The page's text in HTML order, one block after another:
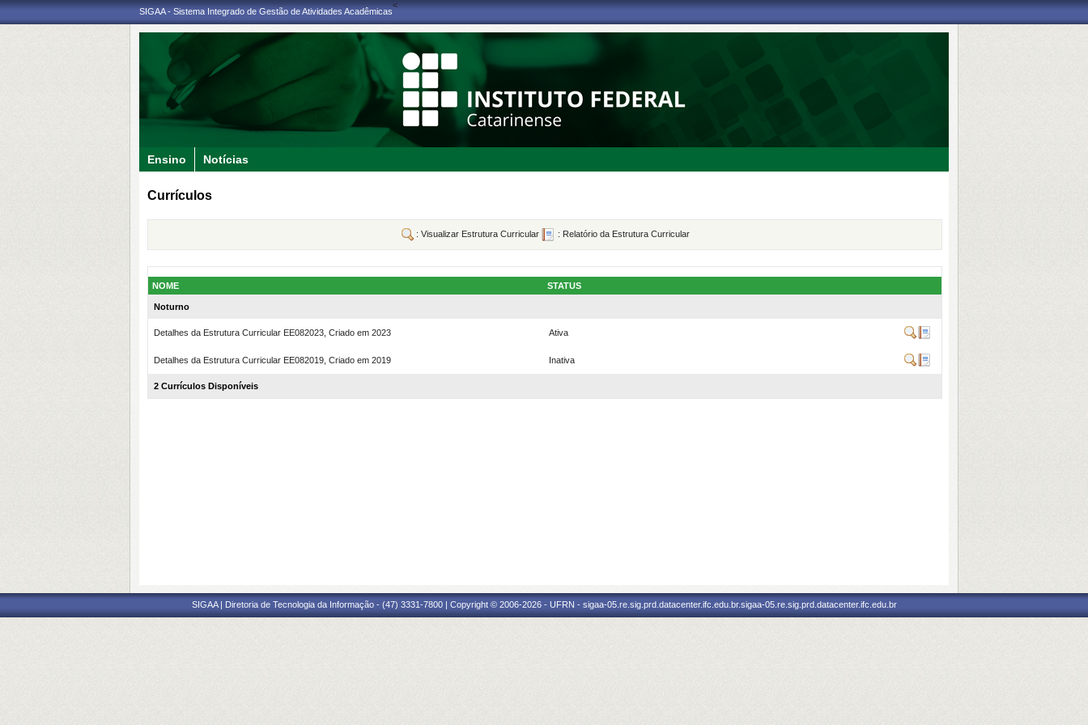
SIGAA - Sistema Integrado de Gestão de Atividades Acadêmicas
<
Ensino Notícias
Currículos
: Visualizar Estrutura Curricular : Relatório da Estrutura Curricular
NOME STATUS
Noturno
Detalhes da Estrutura Curricular EE082023, Criado em 2023 Ativa
Detalhes da Estrutura Curricular EE082019, Criado em 2019 Inativa
2 Currículos Disponíveis
SIGAA | Diretoria de Tecnologia da Informação - (47) 3331-7800 | Copyright © 2006-2026 - UFRN - sigaa-05.re.sig.prd.datacenter.ifc.edu.br.sigaa-05.re.sig.prd.datacenter.ifc.edu.br